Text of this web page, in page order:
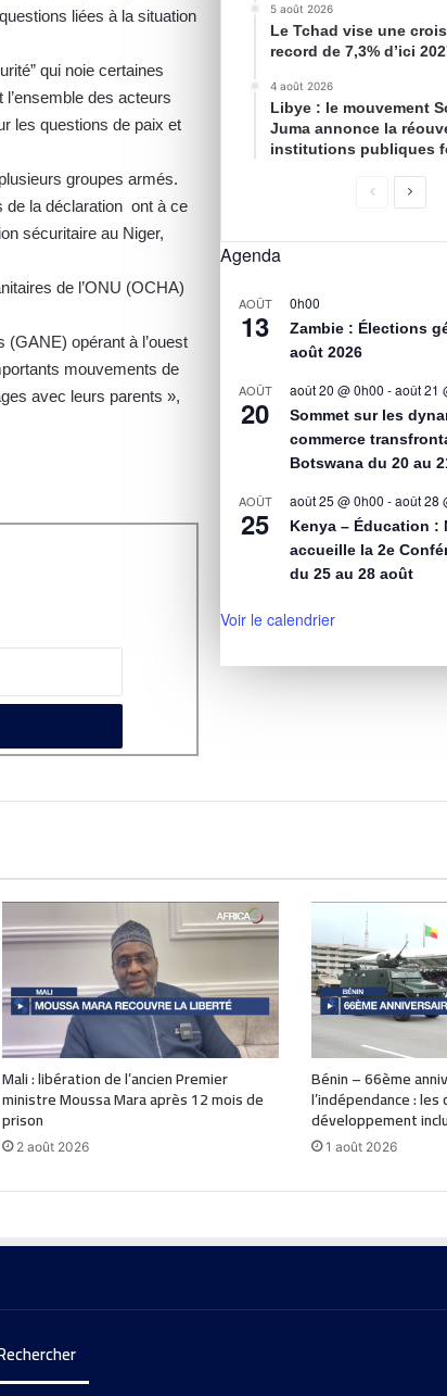
liées à la situation
qui noie certaines
des acteurs
les questions de paix et
groupes armés.
de la déclaration ont à ce
sécuritaire au Niger,
de l’ONU (OCHA)
opérant à l’ouest
mouvements de
avec leurs parents »,
5 août 2026
Le Tchad vise une
record de 7,3% d’ici
4 août 2026
Libye : le mouvement
Juma annonce la
institutions publiques
Agenda
AOÛT
13
0h00
Zambie : Élections
août 2026
AOÛT
20
août 20 @ 0h00 -août 21
Sommet sur les
commerce
Botswana du 20 au
AOÛT
25
août 25 @ 0h00 -août 28
Kenya – Éducation :
accueille la 2e
du 25 au 28 août
Voir le calendrier
Mali : libération de l’ancien Premier
ministre Moussa Mara après 12 mois de
prison
2 août 2026
Bénin – 66ème
l’indépendance :
développement
1 août 2026